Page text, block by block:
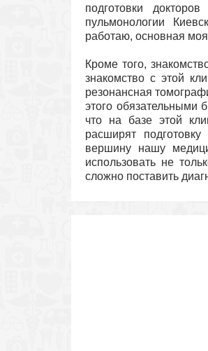
подготовки
пульмонологии
работаю, основная
Кроме того,
знакомство с этой
резонансная
этого
что на базе этой
расширят
вершину нашу
использовать не
сложно поставить